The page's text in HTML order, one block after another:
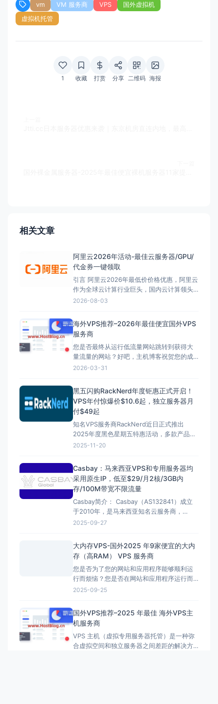
vm VM 服务商 VPS
国外虚拟机
虚拟机托管
1 收藏 打赏 分享 二维码 海报
相关文章
阿里云2026年活动-最佳云服务器/GPU/
代金券一键领取
引言 阿里云2026年最低价价格优惠，阿里云
作为全球云计算行业巨头，国内云计算领头
企业，为个人开发者和企业开发者在上云方
云厂商阿里云具有强有力竞争力，相较于国
内云厂商阿里云提供了更多产品与优惠活动
供用户选择，阿里云即提供了更稳定可靠的
资源，又提供了更便宜的云服务器价格，本
文主机博客小编为家人们盘点了阿里云的
2026年轻量云服务器、云服务器、阿里云
2026-08-03
海外VPS推荐–2026年最佳便宜国外VPS
服务商
您是否最终从运行低流量网站跳转到获得大
量流量的网站？好吧，主机博客祝贺您的成
功，并很乐意为您提供以下信息和建议！
享主机上工作，但如果您网站上的流量最终
增长，您现在需要迁移到 VPS主机以从中获
得最佳服务。 在VPS上的最佳之处在于，与
共享虚拟空间主机不同，使用这些国外VPS
主机，您不会与任何人共享您的托管资源。
额外的好处是，您可以轻松
2026-03-31
黑五闪购RackNerd年度钜惠正式开启！
VPS年付惊爆价$10.6起，独立服务器月
付$49起
知名VPS服务商RackNerd近日正式推出
2025年度黑色星期五特惠活动，多款产品迎
来年度最低价。其中VPS虚拟服务器年付仅
cPanel虚拟主机年付低至10.49美元，分销主
机年付也仅需34.88美元。 本次特惠覆盖全
球十大数据中心，用户可选择纽约、芝加
哥、达拉斯、西雅图、圣何塞、洛杉矶、阿
什本、多伦多、斯特拉斯堡及新加坡等多个
优质节点。成立于2
2025-11-20
Casbay：马来西亚VPS和专用服务器均
采用原生IP，低至$29/月2核/3GB内
存/100M带宽不限流量
Casbay简介： Casbay（AS132841）成立
于2010年，是马来西亚知名云服务商，
Casbay 提供广泛的公共和私有云解决方案、
托管。主要经营服务器节点有澳大利亚、马
来西亚、新加坡。 现针对新用户推出马来西
亚IDC机房原生IP VPS限时优惠（注：本服务
提供IDC机房IP，非家庭住宅IP），采用KVM
虚拟化和纯SSD存储，配备100%独
2025-09-27
大内存VPS-国外2025 年9家便宜的大内
存（高RAM） VPS 服务商
您是否为了您的网站和应用程序能够顺利运
行而烦恼？您是否在网站和应用程序运行而
花费大量精力、成本和时间？ 为了使您的网
云服务器。然而，这还不够。如果您运行一
个流量大的网站，您需要拥有大内存VPS和
大内存云主机 以确保其有效工作和缓存重要
数据。 每次启动新进程时，您选择的 VPS
都会使用可用的内存。作为网站所有者，您
2025-09-25
国外VPS推荐–2025 年最佳 海外VPS主
机服务商
VPS 主机（虚拟专用服务器托管）是一种弥
合虚拟空间和独立服务器之间差距的解决方